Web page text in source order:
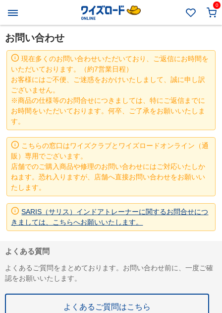
0
お問い合わせ
現在多くのお問い合わせいただいており、ご返信にお時間を
いただいております。（約7営業日程）
お客様にはご不便、ご迷惑をおかけいたしまして、誠に申し訳
ございません。
※商品の仕様等のお問合せにつきましては、特にご返信までに
お時間をいただいております。何卒、ご了承をお願いいたしま
す。
こちらの窓口はワイズクラブとワイズロードオンライン（通
販）専用でございます。
店舗でのご購入商品や修理のお問い合わせにはご対応いたしか
ねます。恐れ入りますが、店舗へ直接お問い合わせをお願いい
たします。
SARIS（サリス）インドアトレーナーに関するお問合せにつ
きましては、こちらへお願いいたします。
よくある質問
よくあるご質問をまとめております。お問い合わせ前に、一度ご確
認をお願いいたします。
よくあるご質問はこちら